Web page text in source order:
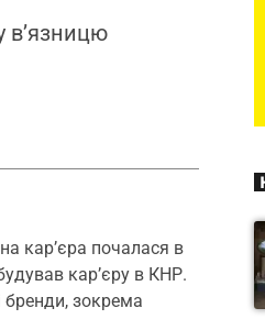
в’язницю
кар’єра почалася в
кар’єру в КНР.
бренди, зокрема